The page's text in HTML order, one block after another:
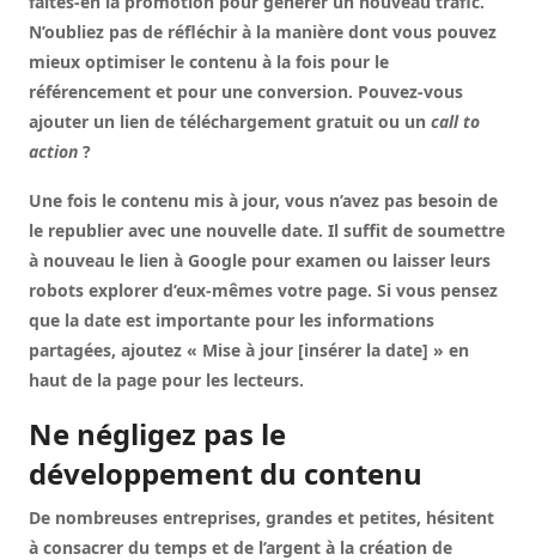
N’oubliez pas de réfléchir à la manière dont vous pouvez
mieux optimiser le contenu à la fois pour le
référencement et pour une conversion. Pouvez-vous
ajouter un lien de téléchargement gratuit ou un call to
action ?
Une fois le contenu mis à jour, vous n’avez pas besoin de
le republier avec une nouvelle date. Il suffit de soumettre
à nouveau le lien à Google pour examen ou laisser leurs
robots explorer d’eux-mêmes votre page. Si vous pensez
que la date est importante pour les informations
partagées, ajoutez « Mise à jour [insérer la date] » en
haut de la page pour les lecteurs.
Ne négligez pas le
développement du contenu
De nombreuses entreprises, grandes et petites, hésitent
à consacrer du temps et de l’argent à la création de